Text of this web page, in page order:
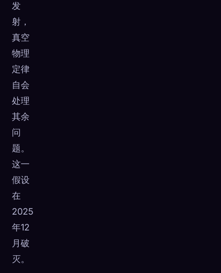
发
射，
真空
物理
定律
自会
处理
其余
问
题。
这一
假设
在
2025
年12
月破
灭。